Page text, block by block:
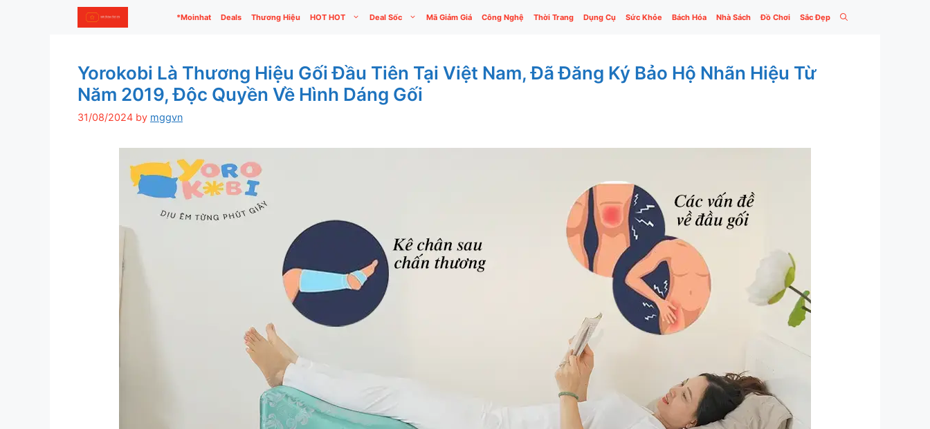
*Moinhat Deals Thương Hiệu HOT HOT Deal Sốc Mã Giảm Giá Công Nghệ Thời Trang Dụng Cụ Sức Khỏe Bách Hóa Nhà Sách Đồ Chơi Sắc Đẹp
Yorokobi Là Thương Hiệu Gối Đầu Tiên Tại Việt Nam, Đã Đăng Ký Bảo Hộ Nhãn Hiệu Từ
Năm 2019, Độc Quyền Về Hình Dáng Gối
31/08/2024 by mggvn